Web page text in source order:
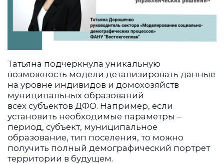
Татьяна подчеркнула уникальную
возможность модели детализировать данные
на уровне индивидов и домохозяйств
муниципальных образований
всех субъектов ДФО. Например, если
установить необходимые параметры –
период, субъект, муниципальное
образование, тип поселения, то можно
получить полный демографический портрет
территории в будущем.